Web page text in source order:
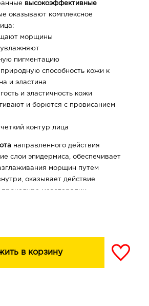
высокоэффективные
оказывают комплексное
морщины
увлажняют
пигментацию
способность кожи к
и эластина
и эластичность кожи
и борются с провисанием
контур лица
направленного действия
слои эпидермиса, обеспечивает
морщин путем
оказывает действие
мезотерапии.
цвет лица, уменьшает
придает коже естественное
в корзину